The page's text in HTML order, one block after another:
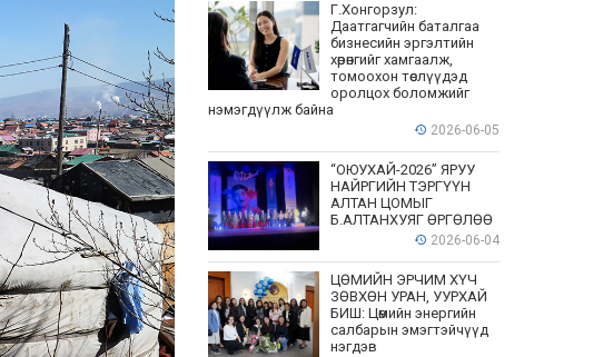
Г.Хонгорзул:
Даатгагчийн баталгаа
бизнесийн эргэлтийн
хөрөнгийг хамгаалж,
томоохон төслүүдэд
оролцох боломжийг
нэмэгдүүлж байна
2026-06-05
“ОЮУХАЙ-2026” ЯРУУ
НАЙРГИЙН ТЭРГҮҮН
АЛТАН ЦОМЫГ
Б.АЛТАНХУЯГ ӨРГӨЛӨӨ
2026-06-04
ЦӨМИЙН ЭРЧИМ ХҮЧ
ЗӨВХӨН УРАН, УУРХАЙ
БИШ: Цөмийн энергийн
салбарын эмэгтэйчүүд
нэгдэв